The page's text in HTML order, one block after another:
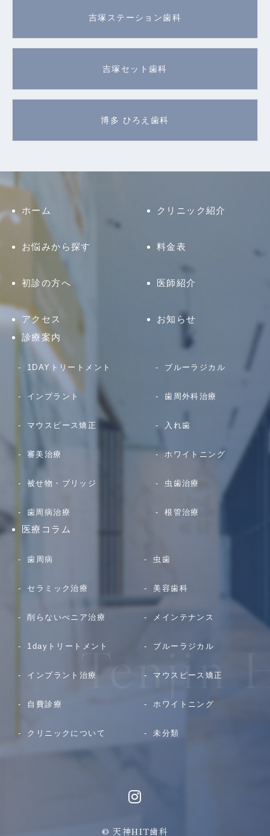
吉塚ステーション歯科
吉塚セット歯科
博多 ひろえ歯科
ホーム クリニック紹介
お悩みから探す 料金表
初診の方へ 医師紹介
アクセス
お知らせ
診療案内
1DAYトリートメント ブルーラジカル
インプラント 歯周外科治療
マウスピース矯正 入れ歯
審美治療 ホワイトニング
被せ物・ブリッジ 虫歯治療
歯周病治療 根管治療
医療コラム
歯周病 虫歯
セラミック治療 美容歯科
削らないべニア治療 メインテナンス
1dayトリートメント ブルーラジカル
インプラント治療 マウスピース矯正
自費診療 ホワイトニング
クリニックについて 未分類
© 天神HIT歯科